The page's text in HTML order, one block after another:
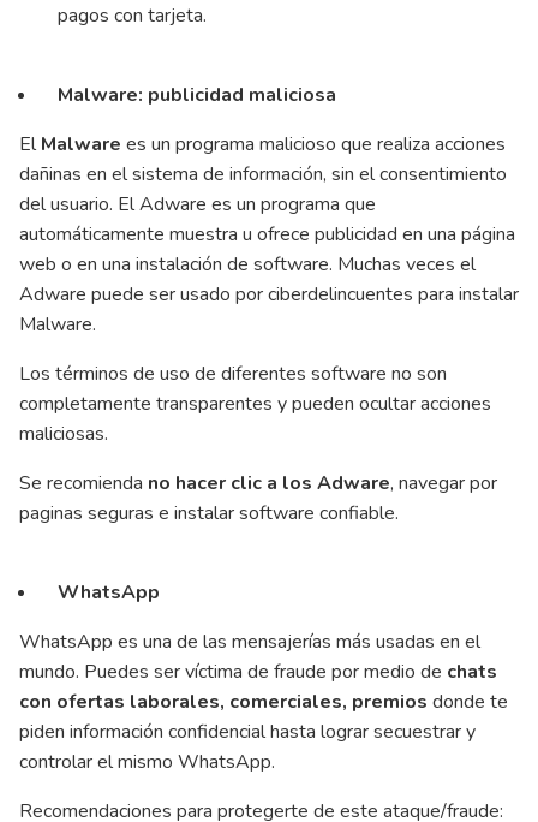
pagos con tarjeta.
Malware: publicidad maliciosa
ElMalware es un programa malicioso que realiza acciones
dañinas en el sistema de información, sin el consentimiento
del usuario. El Adware es un programa que
automáticamente muestra u ofrece publicidad en una página
web o en una instalación de software. Muchas veces el
Adware puede ser usado por ciberdelincuentes para instalar
Malware.
Los términos de uso de diferentes software no son
completamente transparentes y pueden ocultar acciones
maliciosas.
Se recomienda no hacer clic a los Adware, navegar por
paginas seguras e instalar software confiable.
WhatsApp
WhatsApp es una de las mensajerías más usadas en el
mundo. Puedes ser víctima de fraude por medio de chats
con ofertas laborales, comerciales, premios donde te
piden información confidencial hasta lograr secuestrar y
controlar el mismo WhatsApp.
Recomendaciones para protegerte de este ataque/fraude: